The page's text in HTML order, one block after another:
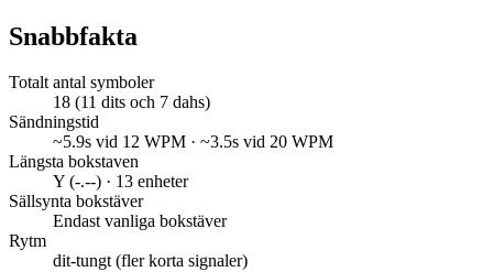
Snabbfakta
Totalt antal symboler
18 (11 dits och 7 dahs)
Sändningstid
~5.9s vid 12 WPM · ~3.5s vid 20 WPM
Längsta bokstaven
Y (-.--) · 13 enheter
Sällsynta bokstäver
Endast vanliga bokstäver
Rytm
dit-tungt (fler korta signaler)